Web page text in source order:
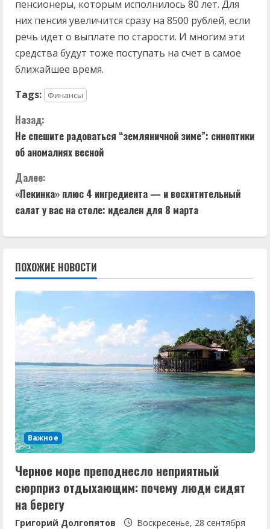
пенсионеры, которым исполнилось 80 лет. Для
них пенсия увеличится сразу на 8500 рублей, если
речь идет о выплате по старости. И многим эти
средства будут тоже поступать на счет в самое
ближайшее время.
Tags:
Финансы
П
р
о
д
ж
и
т
ч
т
е
н
и
е
Назад:
Не спешите радоваться “земляничной зиме”: синоптики
об аномалиях весной
Далее:
«Пекинка» плюс 4 ингредиента — и восхитительный
салат у вас на столе: идеален для 8 марта
ПОХОЖИЕ НОВОСТИ
Важное
Черное море преподнесло неприятный
сюрприз отдыхающим: почему люди сидят
на берегу
Григорий Долгопятов
Воскресенье, 28 сентября